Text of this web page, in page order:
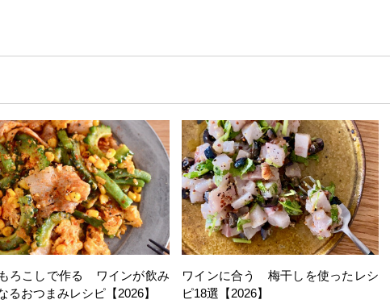
ろこしで作る ワインが飲み
るおつまみレシピ【2026】
ワインに合う 梅干しを使ったレシ
ピ18選【2026】